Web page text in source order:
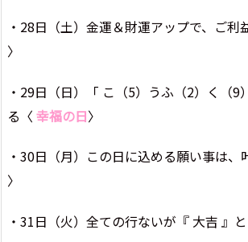
・28日（土）金運＆財運アップで、ご利
〉
・29日（日）「 こ（5）うふ（2）く（9
る〈 幸福の日〉
・30日（月）この日に込める願い事は、
〉
・31日（火）全ての行ないが『 大吉 』